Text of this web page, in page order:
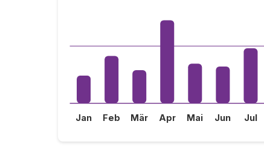
Jan Feb Mär Apr Mai Jun Jul